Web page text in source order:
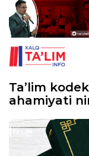
Ta’lim
ahamiyati